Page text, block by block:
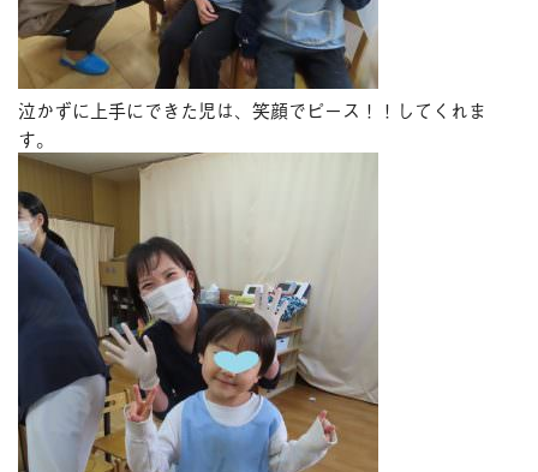
泣かずに上手にできた児は、笑顔でピース！！してくれま
す。